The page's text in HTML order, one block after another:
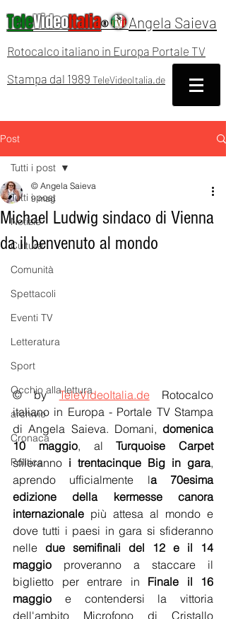
TeleVideoItalia® Angela Saieva
Rotocalco italiano in Europa Portale TV
Stampa dal 1989 TeleVideoItalia.de
Post
Tutti i post
Notizie
Cultura
Comunità
Spettacoli
Eventi TV
Letteratura
Sport
Occhio alla lettura
archivio
Cronaca
Politica
Tutti i post
Michael Ludwig sindaco di Vienna
da il benvenuto al mondo
© Angela Saieva
9 mag
© by TeleVideoItalia.de Rotocalco
italiano in Europa - Portale TV Stampa
di Angela Saieva. Domani, domenica
10 maggio, al Turquoise Carpet
sfileranno i trentacinque Big in gara,
aprendo ufficialmente la 70esima
edizione della kermesse canora
internazionale più attesa al mondo e
dove tutti i paesi in gara si sfideranno
nelle due semifinali del 12 e il 14
maggio proveranno a staccare il
biglietto per entrare in Finale il 16
maggio e contendersi la vittoria
dell'ambito Microfono di Cristallo